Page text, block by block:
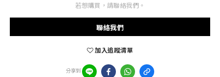
若想購買，請聯絡我們。
聯絡我們
加入追蹤清單
分享到